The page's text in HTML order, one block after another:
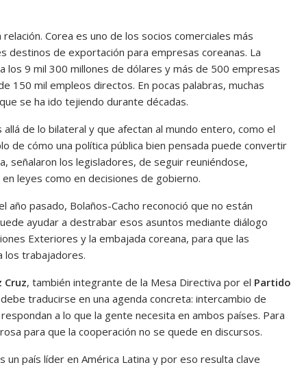
Corea es uno de los socios comerciales más
destinos de exportación para empresas coreanas. La
9 mil 300 millones de dólares y más de 500 empresas
150 mil empleos directos. En pocas palabras, muchas
se ha ido tejiendo durante décadas.
de lo bilateral y que afectan al mundo entero, como el
de cómo una política pública bien pensada puede convertir
señalaron los legisladores, de seguir reuniéndose,
leyes como en decisiones de gobierno.
pasado, Bolaños-Cacho reconoció que no están
ayudar a destrabar esos asuntos mediante diálogo
Exteriores y la embajada coreana, para que las
los trabajadores.
Cruz, también integrante de la Mesa Directiva por el Partido
traducirse en una agenda concreta: intercambio de
a lo que la gente necesita en ambos países. Para
para que la cooperación no se quede en discursos.
país líder en América Latina y por eso resulta clave